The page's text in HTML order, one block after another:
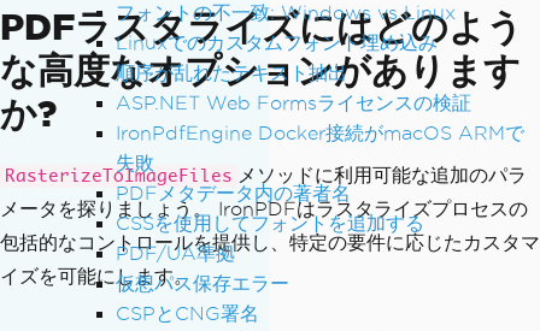
フォントの不一致: Windows vs Linux
Linuxでのカスタムフォント埋め込み
順序が乱れたテキスト抽出
ASP.NET Web Formsライセンスの検証
IronPdfEngine Docker接続がmacOS ARMで
失敗
PDFメタデータ内の著者名
CSSを使用してフォントを追加する
PDF/UA準拠
仮想パス保存エラー
CSPとCNG署名
PDFラスタライズにはどのよう
な高度なオプションがあります
か?
RasterizeToImageFiles メソッドに利用可能な追加のパラ
メータを探りましょう。 IronPDFはラスタライズプロセスの
包括的なコントロールを提供し、特定の要件に応じたカスタマ
イズを可能にします。